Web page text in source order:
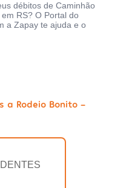
débitos de Caminhão
RS? O Portal do
a Zapay te ajuda e o
a Rodeio Bonito -